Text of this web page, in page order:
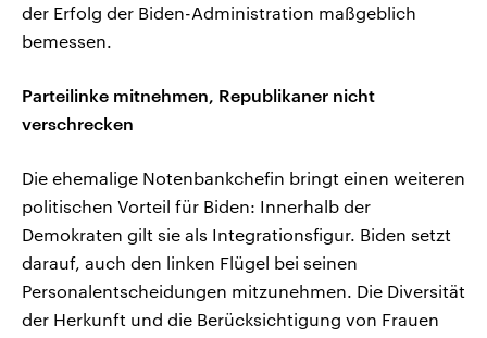
der Erfolg der Biden-Administration maßgeblich
bemessen.
Parteilinke mitnehmen, Republikaner nicht
verschrecken
Die ehemalige Notenbankchefin bringt einen weiteren
politischen Vorteil für Biden: Innerhalb der
Demokraten gilt sie als Integrationsfigur. Biden setzt
darauf, auch den linken Flügel bei seinen
Personalentscheidungen mitzunehmen. Die Diversität
der Herkunft und die Berücksichtigung von Frauen